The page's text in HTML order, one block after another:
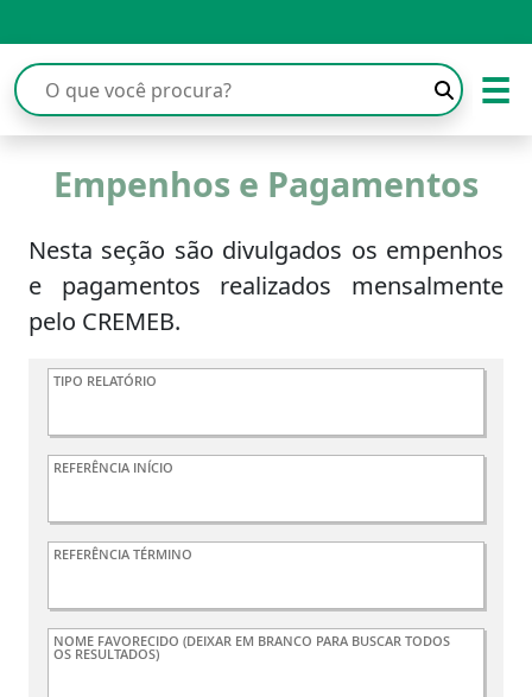
☰
Empenhos e Pagamentos
Nesta seção são divulgados os empenhos
e pagamentos realizados mensalmente
pelo CREMEB.